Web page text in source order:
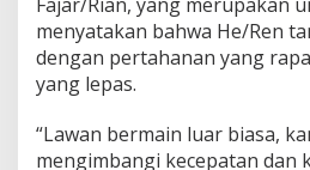
menyatakan bahwa He/Ren
dengan pertahanan yang
yang lepas.
“Lawan bermain luar biasa,
mengimbangi kecepatan dan